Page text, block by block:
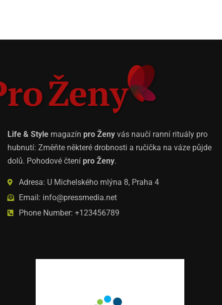
Life & Style magazín pro Ženy vás naučí ranní rituály pro
hubnutí: Změňte některé drobnosti a ručička na váze půjde
dolů. Pohodové čtení pro Ženy.
Adresa: U Michelského mlýna 8, Praha 4
Email: info@pressmedia.net
Phone Number: +123456789